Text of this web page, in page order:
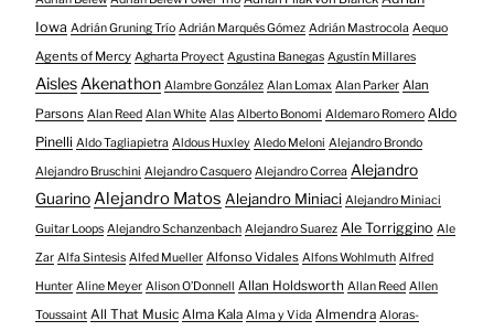
Iowa Adrián Gruning Trío Adrián Marqués Gómez Adrián Mastrocola Aequo
Agents of Mercy Agharta Proyect Agustina Banegas Agustín Millares
AislesAkenathon Alambre González Alan Lomax Alan Parker Alan
Parsons Alan Reed Alan White Alas Alberto Bonomi Aldemaro Romero Aldo
Pinelli Aldo Tagliapietra Aldous Huxley Aledo Meloni Alejandro Brondo
Alejandro Bruschini Alejandro Casquero Alejandro Correa Alejandro
GuarinoAlejandro Matos Alejandro Miniaci Alejandro Miniaci
Guitar Loops Alejandro Schanzenbach Alejandro Suarez Ale Torriggino Ale
Zar Alfa Sintesis Alfed Mueller Alfonso Vidales Alfons Wohlmuth Alfred
Hunter Aline Meyer Alison O​’​Donnell Allan Holdsworth Allan Reed Allen
Toussaint All That Music Alma Kala Alma y Vida Almendra Aloras-